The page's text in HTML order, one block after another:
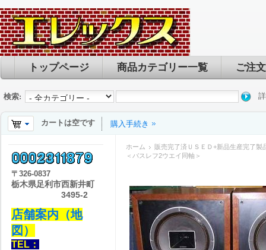
トップページ 商品カテゴリー一覧 ご注
検索:
カートは空です 購入手続き
ホーム
販売完了済ＵＳＥＤ+新品生産完了製
＜バスレフ2ウエイ同軸＞
〒 326-0837
栃木県足利市西新井町
3495-2
店舗案内（地
図）
TEL：